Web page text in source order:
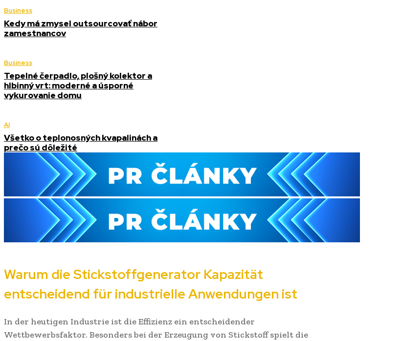
Business
Kedy má zmysel outsourcovať nábor
zamestnancov
Business
Tepelné čerpadlo, plošný kolektor a
hlbinný vrt: moderné a úsporné
vykurovanie domu
AI
Všetko o teplonosných kvapalinách a
prečo sú dôležité
Warum die Stickstoffgenerator Kapazität
entscheidend für industrielle Anwendungen ist
In der heutigen Industrie ist die Effizienz ein entscheidender
Wettbewerbsfaktor. Besonders bei der Erzeugung von Stickstoff spielt die